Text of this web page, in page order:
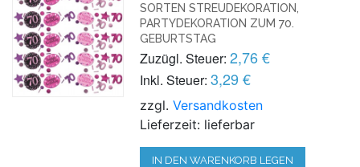
SORTEN STREUDEKORATION,
PARTYDEKORATION ZUM 70.
GEBURTSTAG
Zuzügl. Steuer: 2,76 €
Inkl. Steuer: 3,29 €
zzgl.Versandkosten
Lieferzeit: lieferbar
IN DEN WARENKORB LEGEN